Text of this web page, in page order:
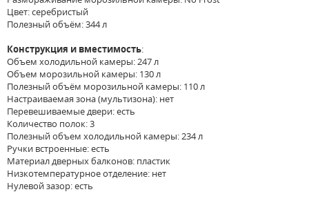
Цвет: серебристый
Полезный объём: 344 л
Конструкция и вместимость:
Объем холодильной камеры: 247 л
Объем морозильной камеры: 130 л
Полезный объём морозильной камеры: 110 л
Настраиваемая зона (мультизона): нет
Перевешиваемые двери: есть
Количество полок: 3
Полезный объем холодильной камеры: 234 л
Ручки встроенные: есть
Материал дверных балконов: пластик
Низкотемпературное отделение: нет
Нулевой зазор: есть